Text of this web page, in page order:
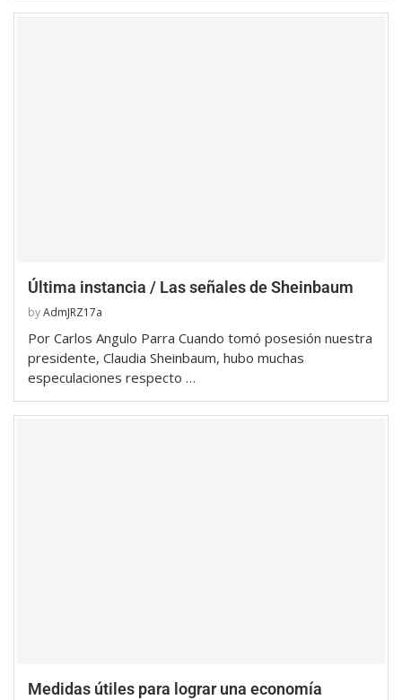
Última instancia / Las señales de Sheinbaum
byAdmJRZ17a
Por Carlos Angulo Parra Cuando tomó posesión nuestra
presidente, Claudia Sheinbaum, hubo muchas
especulaciones respecto …
Medidas útiles para lograr una economía